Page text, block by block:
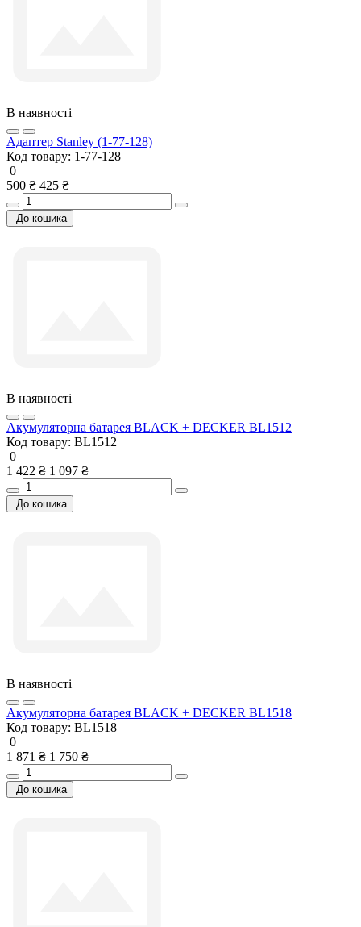
В наявності
Адаптер Stanley (1-77-128)
Код товару: 1-77-128
0
500 ₴ 425 ₴
До кошика
В наявності
Акумуляторна батарея BLACK + DECKER BL1512
Код товару: BL1512
0
1 422 ₴ 1 097 ₴
До кошика
В наявності
Акумуляторна батарея BLACK + DECKER BL1518
Код товару: BL1518
0
1 871 ₴ 1 750 ₴
До кошика